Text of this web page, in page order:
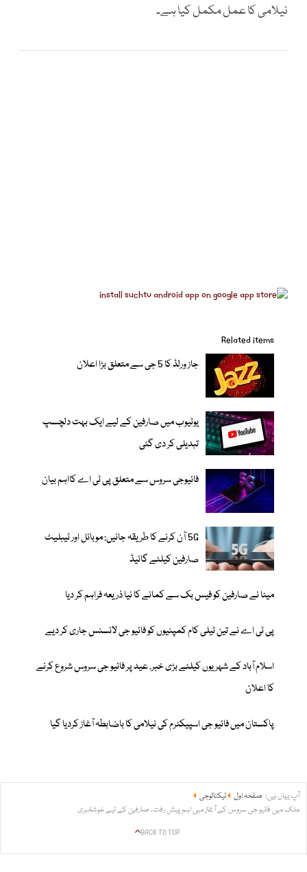
نیلامی کا عمل مکمل کیا ہے۔
Related items
جاز ورلڈ کا 5 جی سے متعلق بڑا اعلان
یوٹیوب میں صارفین کے لیے ایک بہت دلچسپ
تبدیلی کر دی گئی
فائیوجی سروس سے متعلق پی ٹی اے کااہم بیان
5G آن کرنے کا طریقہ جانیں: موبائل اور ٹیبلیٹ
صارفین کیلئے گائیڈ
میٹا نے صارفین کو فیس بک سے کمانے کا نیا ذریعہ فراہم کر دیا
پی ٹی اے نے تین ٹیلی کام کمپنیوں کو فائیو جی لائسنس جاری کر دیے
اسلام آباد کے شہریوں کیلئے بڑی خبر، عید پر فائیو جی سروس شروع کرنے
کا اعلان
پاکستان میں فائیو جی اسپیکٹرم کی نیلامی کا باضابطہ آغاز کردیا گیا
آپ یہاں ہیں: صفحہ اول
ٹیکنالوجی
ملک میں فائیو جی سروس کے آغاز میں اہم پیش رفت، صارفین کے لیے خوشخبری
BACK TO TOP